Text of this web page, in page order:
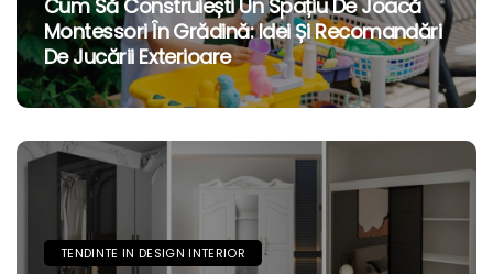
Cum Să Construiești Un Spațiu De Joacă
Montessori În Grădină: Idei Și Recomandări
De Jucării Exterioare
TENDINTE IN DESIGN INTERIOR